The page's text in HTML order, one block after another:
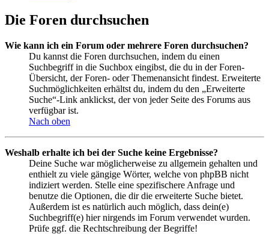
Die Foren durchsuchen
Wie kann ich ein Forum oder mehrere Foren durchsuchen?
Du kannst die Foren durchsuchen, indem du einen
Suchbegriff in die Suchbox eingibst, die du in der Foren-
Übersicht, der Foren- oder Themenansicht findest. Erweiterte
Suchmöglichkeiten erhältst du, indem du den „Erweiterte
Suche“-Link anklickst, der von jeder Seite des Forums aus
verfügbar ist.
Nach oben
Weshalb erhalte ich bei der Suche keine Ergebnisse?
Deine Suche war möglicherweise zu allgemein gehalten und
enthielt zu viele gängige Wörter, welche von phpBB nicht
indiziert werden. Stelle eine spezifischere Anfrage und
benutze die Optionen, die dir die erweiterte Suche bietet.
Außerdem ist es natürlich auch möglich, dass dein(e)
Suchbegriff(e) hier nirgends im Forum verwendet wurden.
Prüfe ggf. die Rechtschreibung der Begriffe!